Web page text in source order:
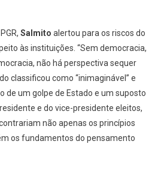
Salmito alertou para os riscos do
às instituições. “Sem democracia,
não há perspectiva sequer
classificou como “inimaginável” e
de um golpe de Estado e um suposto
e do vice-presidente eleitos,
não apenas os princípios
os fundamentos do pensamento